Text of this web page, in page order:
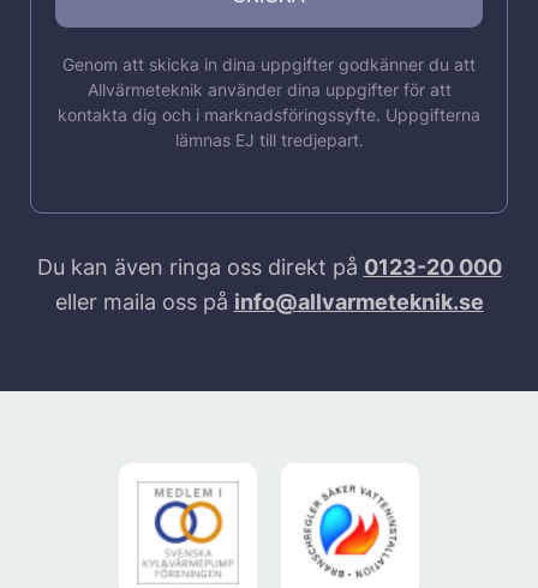
Genom att skicka in dina uppgifter godkänner du att
Allvärmeteknik använder dina uppgifter för att
kontakta dig och i marknadsföringssyfte. Uppgifterna
lämnas EJ till tredjepart.
Du kan även ringa oss direkt på 0123-20 000
eller maila oss på info@allvarmeteknik.se